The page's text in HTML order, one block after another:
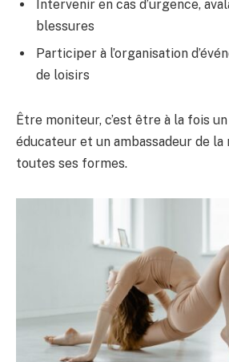
Intervenir en cas d’urgence,
blessures
Participer à l’organisation
de loisirs
Être moniteur, c’est être à la fois
éducateur et un ambassadeur de la
toutes ses formes.